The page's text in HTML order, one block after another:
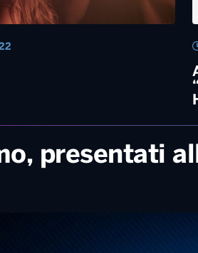
Cornetto Battiti Live –